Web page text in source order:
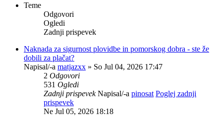
Teme
Odgovori
Ogledi
Zadnji prispevek
Naknada za sigurnost plovidbe in pomorskog dobra - ste že
dobili za plačat?
Napisal/-a matjazxx » So Jul 04, 2026 17:47
2 Odgovori
531 Ogledi
Zadnji prispevekNapisal/-a pinosat Poglej zadnji
prispevek
Ne Jul 05, 2026 18:18